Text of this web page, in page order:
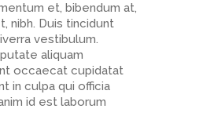
et, bibendum at,
nibh. Duis tincidunt
vestibulum.
aliquam
occaecat cupidatat
in culpa qui officia
id est laborum